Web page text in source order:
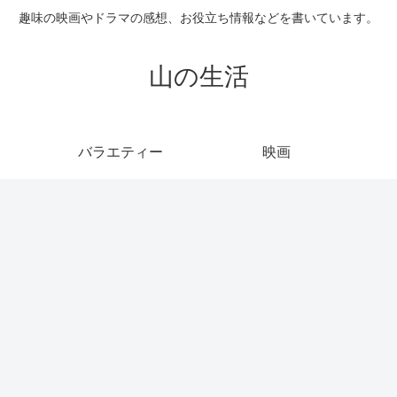
趣味の映画やドラマの感想、お役立ち情報などを書いています。
山の生活
バラエティー 映画